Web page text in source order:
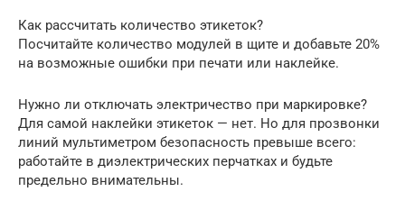
Как рассчитать количество этикеток?
Посчитайте количество модулей в щите и добавьте 20%
на возможные ошибки при печати или наклейке.
Нужно ли отключать электричество при маркировке?
Для самой наклейки этикеток — нет. Но для прозвонки
линий мультиметром безопасность превыше всего:
работайте в диэлектрических перчатках и будьте
предельно внимательны.